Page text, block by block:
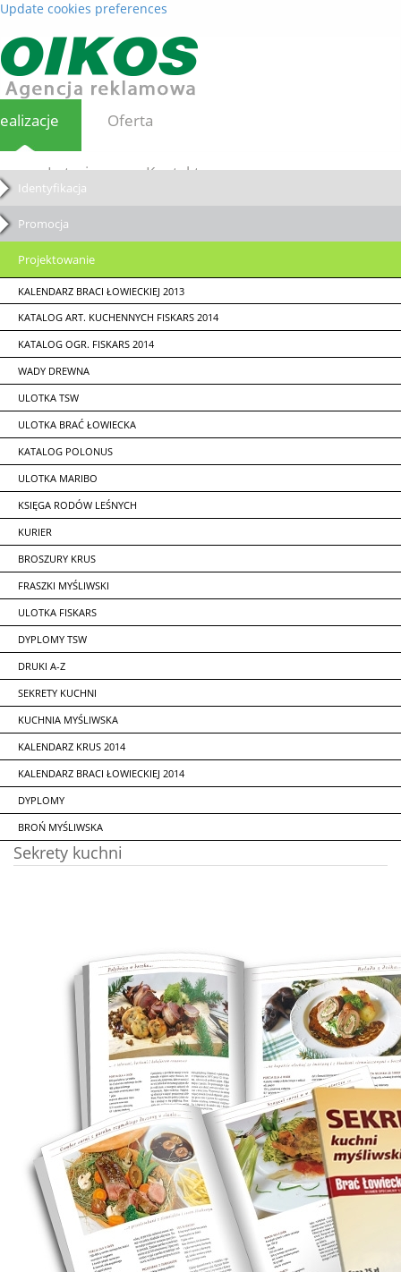
Update cookies preferences
Oferta
Loterie Kontakt
Identyfikacja
Promocja
Projektowanie
KALENDARZ BRACI ŁOWIECKIEJ 2013
KATALOG ART. KUCHENNYCH FISKARS 2014
KATALOG OGR. FISKARS 2014
WADY DREWNA
ULOTKA TSW
ULOTKA BRAĆ ŁOWIECKA
KATALOG POLONUS
ULOTKA MARIBO
KSIĘGA RODÓW LEŚNYCH
KURIER
BROSZURY KRUS
FRASZKI MYŚLIWSKI
ULOTKA FISKARS
DYPLOMY TSW
DRUKI A-Z
SEKRETY KUCHNI
KUCHNIA MYŚLIWSKA
KALENDARZ KRUS 2014
KALENDARZ BRACI ŁOWIECKIEJ 2014
DYPLOMY
BROŃ MYŚLIWSKA
Sekrety kuchni